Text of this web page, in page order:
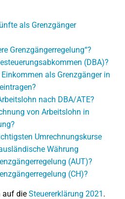
als Grenzgänger
Grenzgängerregelung“?
(DBA)?
als Grenzgänger in
nach DBA/ATE?
von Arbeitslohn in
Umrechnungskurse
Währung
(AUT)?
(CH)?
auf die Steuererklärung 2021 .